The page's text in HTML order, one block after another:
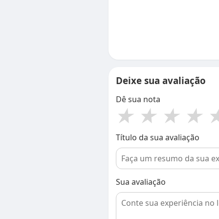
Deixe sua avaliação
Dê sua nota
★ ★ ★ ★
Título da sua avaliação
Sua avaliação